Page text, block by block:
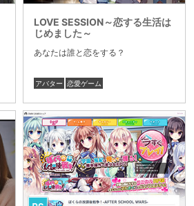
LOVE SESSION～恋する生活は
じめました～
あなたは誰と恋をする？
アバター 恋愛ゲーム